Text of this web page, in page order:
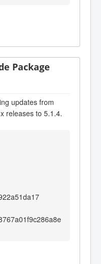
Package
updates from
releases to 5.1.4.